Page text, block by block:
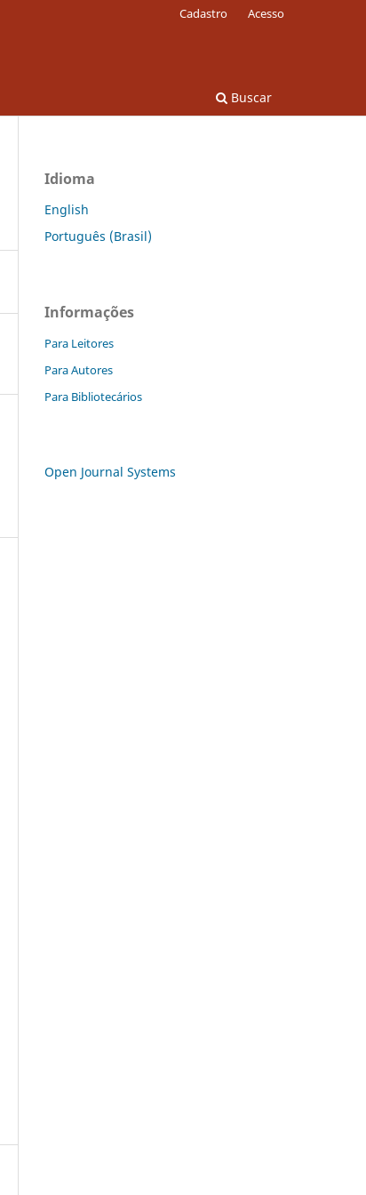
Buscar
Cadastro Acesso
Idioma
English
Português (Brasil)
Informações
Para Leitores
Para Autores
Para Bibliotecários
Open Journal Systems